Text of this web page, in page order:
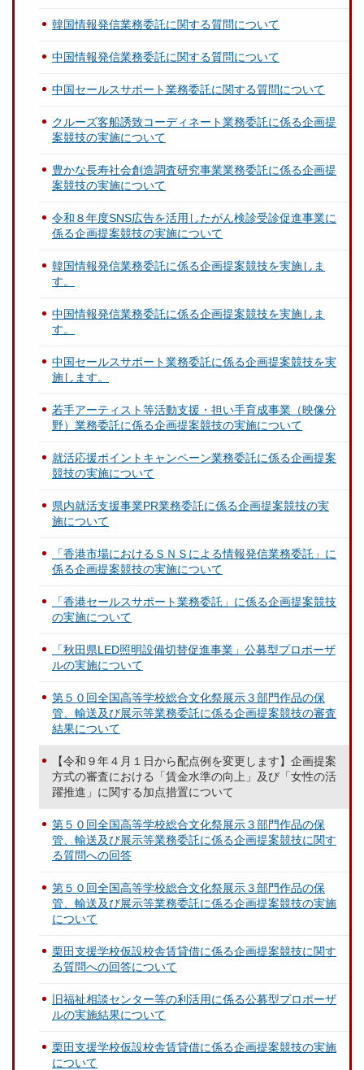
韓国情報発信業務委託に関する質問について
中国情報発信業務委託に関する質問について
中国セールスサポート業務委託に関する質問について
クルーズ客船誘致コーディネート業務委託に係る企画提
案競技の実施について
豊かな長寿社会創造調査研究事業業務委託に係る企画提
案競技の実施について
令和８年度SNS広告を活用したがん検診受診促進事業に
係る企画提案競技の実施について
韓国情報発信業務委託に係る企画提案競技を実施しま
す。
中国情報発信業務委託に係る企画提案競技を実施しま
す。
中国セールスサポート業務委託に係る企画提案競技を実
施します。
若手アーティスト等活動支援・担い手育成事業（映像分
野）業務委託に係る企画提案競技の実施について
就活応援ポイントキャンペーン業務委託に係る企画提案
競技の実施について
県内就活支援事業PR業務委託に係る企画提案競技の実
施について
「香港市場におけるＳＮＳによる情報発信業務委託」に
係る企画提案競技の実施について
「香港セールスサポート業務委託」に係る企画提案競技
の実施について
「秋田県LED照明設備切替促進事業」公募型プロポーザ
ルの実施について
第５０回全国高等学校総合文化祭展示３部門作品の保
管、輸送及び展示等業務委託に係る企画提案競技の審査
結果について
【令和９年４月１日から配点例を変更します】企画提案
方式の審査における「賃金水準の向上」及び「女性の活
躍推進」に関する加点措置について
第５０回全国高等学校総合文化祭展示３部門作品の保
管、輸送及び展示等業務委託に係る企画提案競技に関す
る質問への回答
第５０回全国高等学校総合文化祭展示３部門作品の保
管、輸送及び展示等業務委託に係る企画提案競技の実施
について
栗田支援学校仮設校舎賃貸借に係る企画提案競技に関す
る質問への回答について
旧福祉相談センター等の利活用に係る公募型プロポーザ
ルの実施結果について
栗田支援学校仮設校舎賃貸借に係る企画提案競技の実施
について